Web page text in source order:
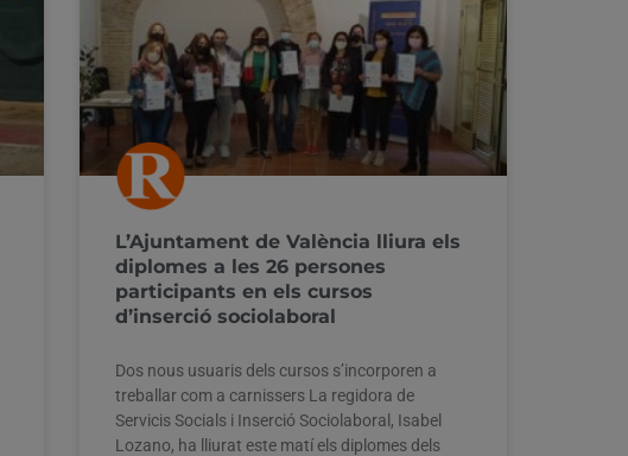
L’Ajuntament de València lliura els
diplomes a les 26 persones
participants en els cursos
d’inserció sociolaboral
Dos nous usuaris dels cursos s’incorporen a
treballar com a carnissers La regidora de
Servicis Socials i Inserció Sociolaboral, Isabel
Lozano, ha lliurat este matí els diplomes dels